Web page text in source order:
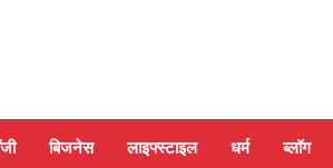
बिजनेस लाइफ्स्टाइल धर्म ब्लॉग